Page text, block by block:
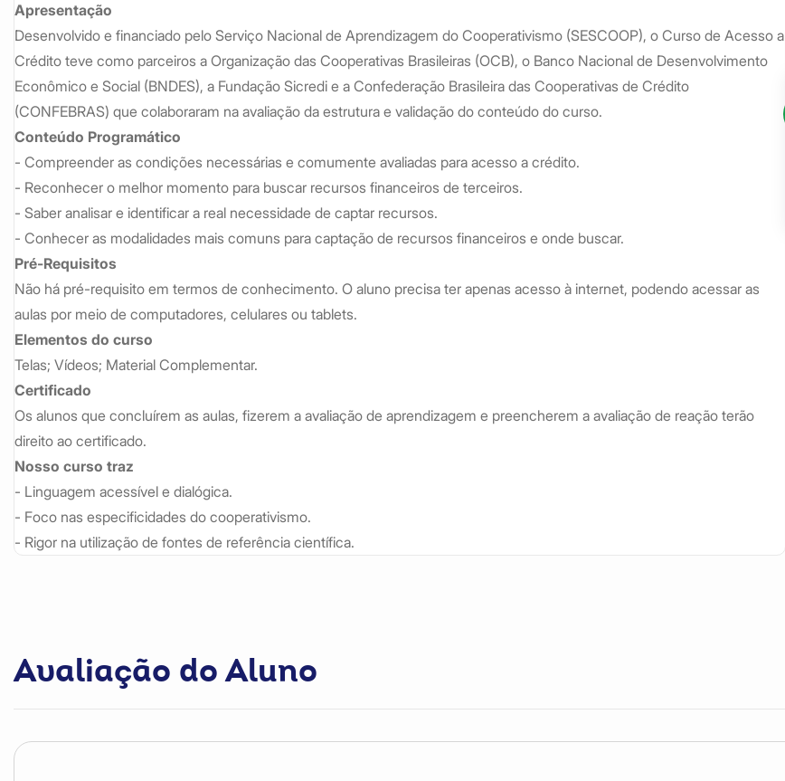
Apresentação
Desenvolvido e financiado pelo Serviço Nacional de Aprendizagem do Cooperativismo (SESCOOP), o Curso de Acesso a
Crédito teve como parceiros a Organização das Cooperativas Brasileiras (OCB), o Banco Nacional de Desenvolvimento
Econômico e Social (BNDES), a Fundação Sicredi e a Confederação Brasileira das Cooperativas de Crédito
(CONFEBRAS) que colaboraram na avaliação da estrutura e validação do conteúdo do curso.
Conteúdo Programático
- Compreender as condições necessárias e comumente avaliadas para acesso a crédito.
- Reconhecer o melhor momento para buscar recursos financeiros de terceiros.
- Saber analisar e identificar a real necessidade de captar recursos.
- Conhecer as modalidades mais comuns para captação de recursos financeiros e onde buscar.
Pré-Requisitos
Não há pré-requisito em termos de conhecimento. O aluno precisa ter apenas acesso à internet, podendo acessar as
aulas por meio de computadores, celulares ou tablets.
Elementos do curso
Telas; Vídeos; Material Complementar.
Certificado
Os alunos que concluírem as aulas, fizerem a avaliação de aprendizagem e preencherem a avaliação de reação terão
direito ao certificado.
Nosso curso traz
- Linguagem acessível e dialógica.
- Foco nas especificidades do cooperativismo.
- Rigor na utilização de fontes de referência científica.
Avaliação do Aluno